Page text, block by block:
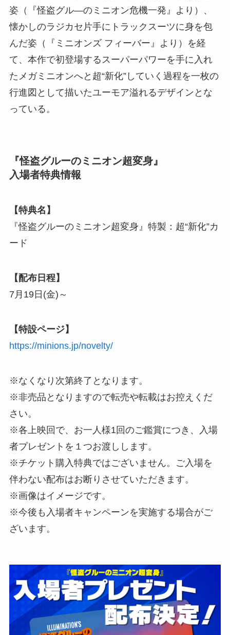
姿（『怪盗グル―のミニオン危機一発』より）、
懐かしのラジカセ片手にトラックスーツに身を包
んだ姿（『ミニオンズ フィーバー』より）を経
て、本作で初登場するスーパーパワーを手に入れ
たメガミニオンへと超“新化”していく過程を一枚の
行進図として描いたユーモア溢れるデザインとな
っている。
『怪盗グルーのミニオン超変身』
入場者特典情報
【特典名】
『怪盗グルーのミニオン超変身』特製：超“新化”カ
ード
【配布日程】
7月19日(金)～
【特設ページ】
https://minions.jp/novelty/
※なくなり次第終了となります。
※非売品となりますので転売や転載はお控えくだ
さい。
※各上映回で、お一人様1回のご鑑賞につき、入場
者プレゼントを１つお渡しします。
※チケット購入特典ではございません。ご入場を
伴わない配布はお断りさせていただきます。
※画像はイメージです。
※今後も入場者キャンペーンを実施する場合がご
ざいます。